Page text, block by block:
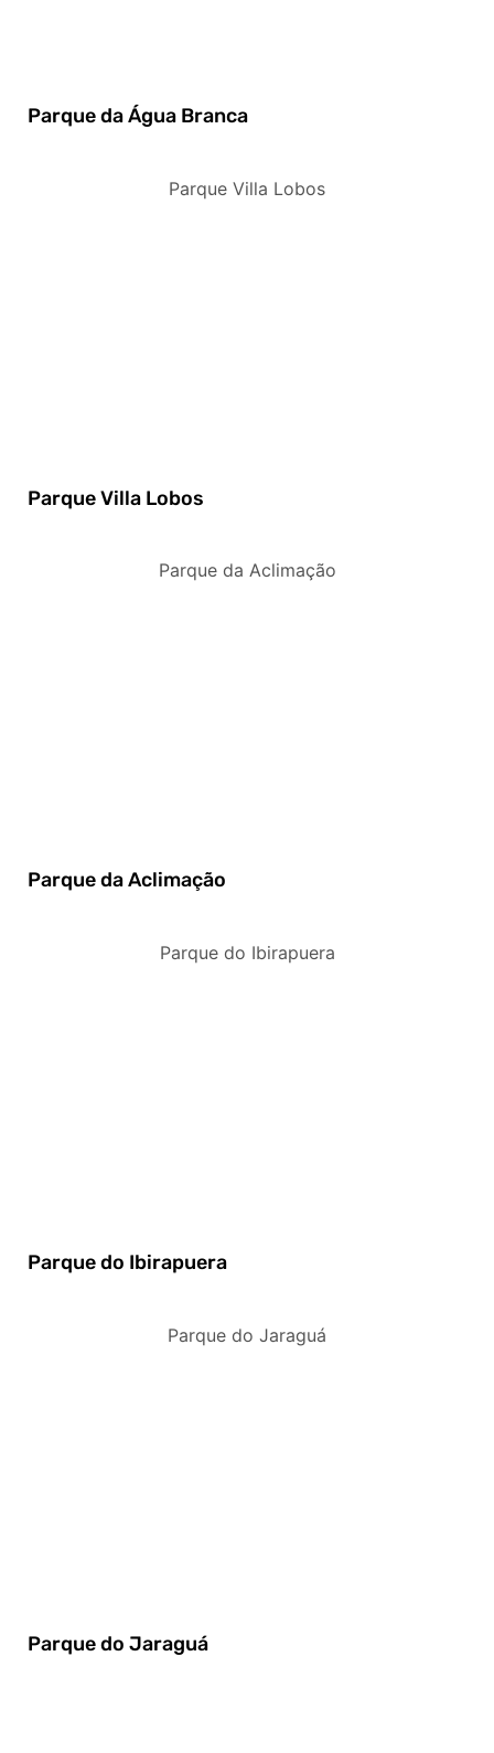
Parque da Água Branca
Parque Villa Lobos
Parque Villa Lobos
Parque da Aclimação
Parque da Aclimação
Parque do Ibirapuera
Parque do Ibirapuera
Parque do Jaraguá
Parque do Jaraguá